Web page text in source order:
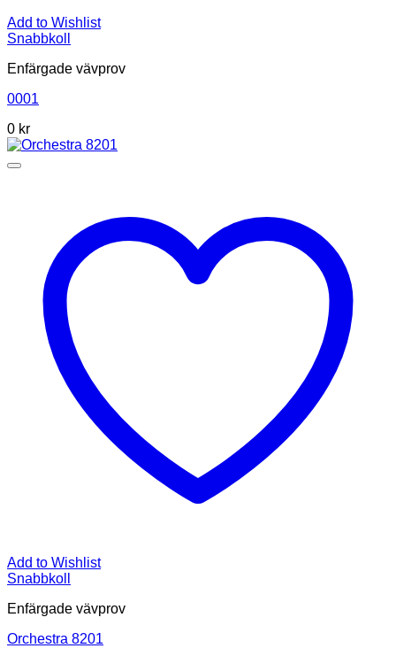
Add to Wishlist
Snabbkoll
Enfärgade vävprov
0001
0 kr
Add to Wishlist
Snabbkoll
Enfärgade vävprov
Orchestra 8201